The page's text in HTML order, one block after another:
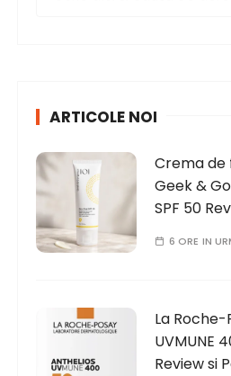
r
:
ARTICOLE NOI
Crema de
Geek &
SPF 50
6 ORE IN
La
UVMUNE
Review si